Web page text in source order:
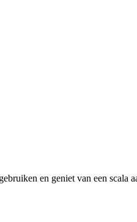
en geniet van een scala